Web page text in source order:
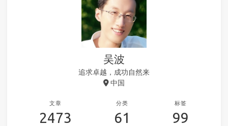
吴波
追求卓越，成功自然来
中国
文章
2473
分类
61
标签
99